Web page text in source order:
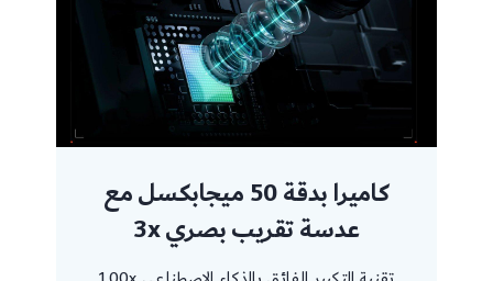
كاميرا بدقة 50 ميجابكسل مع
عدسة تقريب بصري 3x